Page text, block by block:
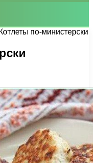
по-министерски